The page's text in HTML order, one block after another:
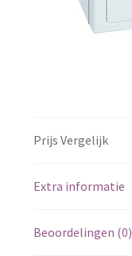
Prijs Vergelijk
Extra informatie
Beoordelingen (0)